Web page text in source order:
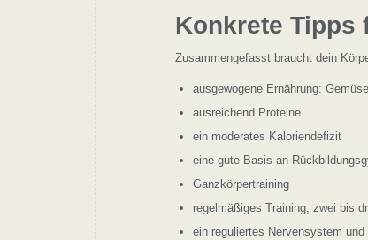
Konkrete Tipps
Zusammengefasst braucht dein
ausgewogene Ernährung:
ausreichend Proteine
ein moderates Kaloriendefizit
eine gute Basis an
Ganzkörpertraining
regelmäßiges Training, zwei bis
ein reguliertes Nervensystem